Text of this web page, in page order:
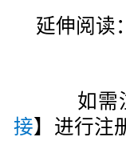
延伸阅读
如需注
接】进行注